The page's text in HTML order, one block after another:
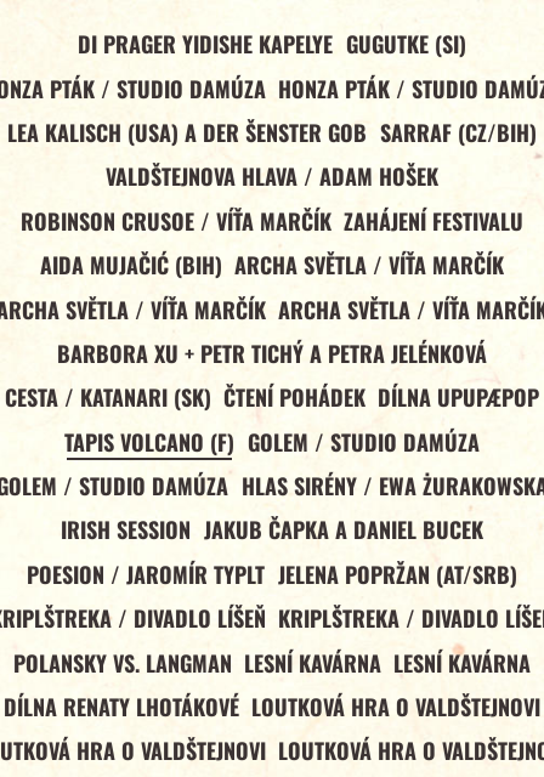
DI PRAGER YIDISHE KAPELYE GUGUTKE (SI)
PTÁK / STUDIO DAMÚZA HONZA PTÁK / STUDIO
LEA KALISCH (USA) A DER ŠENSTER GOB SARRAF (CZ/BIH)
VALDŠTEJNOVA HLAVA / ADAM HOŠEK
ROBINSON CRUSOE / VÍŤA MARČÍK ZAHÁJENÍ FESTIVALU
AIDA MUJAČIĆ (BIH) ARCHA SVĚTLA / VÍŤA MARČÍK
SVĚTLA / VÍŤA MARČÍK ARCHA SVĚTLA / VÍŤA
BARBORA XU + PETR TICHÝ A PETRA JELÉNKOVÁ
CESTA / KATANARI (SK) ČTENÍ POHÁDEK DÍLNA UPUPÆPOP
TAPIS VOLCANO (F) GOLEM / STUDIO DAMÚZA
/ STUDIO DAMÚZA HLAS SIRÉNY / EWA
IRISH SESSION JAKUB ČAPKA A DANIEL BUCEK
POESION / JAROMÍR TYPLT JELENA POPRŽAN (AT/SRB)
/ DIVADLO LÍŠEŇ KRIPLŠTREKA / DIVADLO
POLANSKY VS. LANGMAN LESNÍ KAVÁRNA LESNÍ KAVÁRNA
DÍLNA RENATY LHOTÁKOVÉ LOUTKOVÁ HRA O VALDŠTEJNOVI
HRA O VALDŠTEJNOVI LOUTKOVÁ HRA O